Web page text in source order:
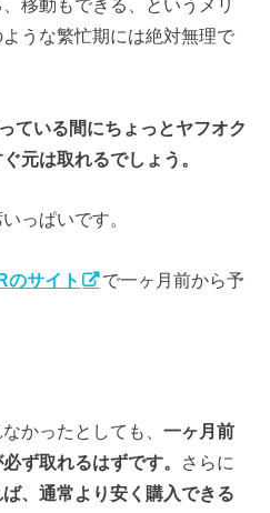
移動もできる、というメリ
うな繁忙期には絶対無理で
ている間にちょっとヤフオク
元は取れるでしょう。
っぱいです。
のサイト
で一ヶ月前から予
かったとしても、一ヶ月前
ず取れるはずです。 さらに
、通常より安く購入できる